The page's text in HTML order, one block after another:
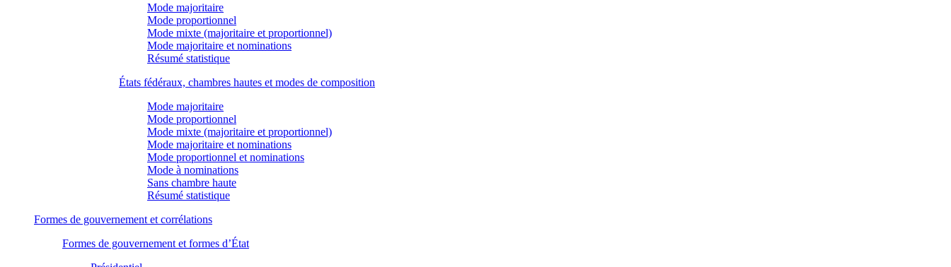
Mode majoritaire
Mode proportionnel
Mode mixte (majoritaire et proportionnel)
Mode majoritaire et nominations
Résumé statistique
États fédéraux, chambres hautes et modes de composition
Mode majoritaire
Mode proportionnel
Mode mixte (majoritaire et proportionnel)
Mode majoritaire et nominations
Mode proportionnel et nominations
Mode à nominations
Sans chambre haute
Résumé statistique
Formes de gouvernement et corrélations
Formes de gouvernement et formes d’État